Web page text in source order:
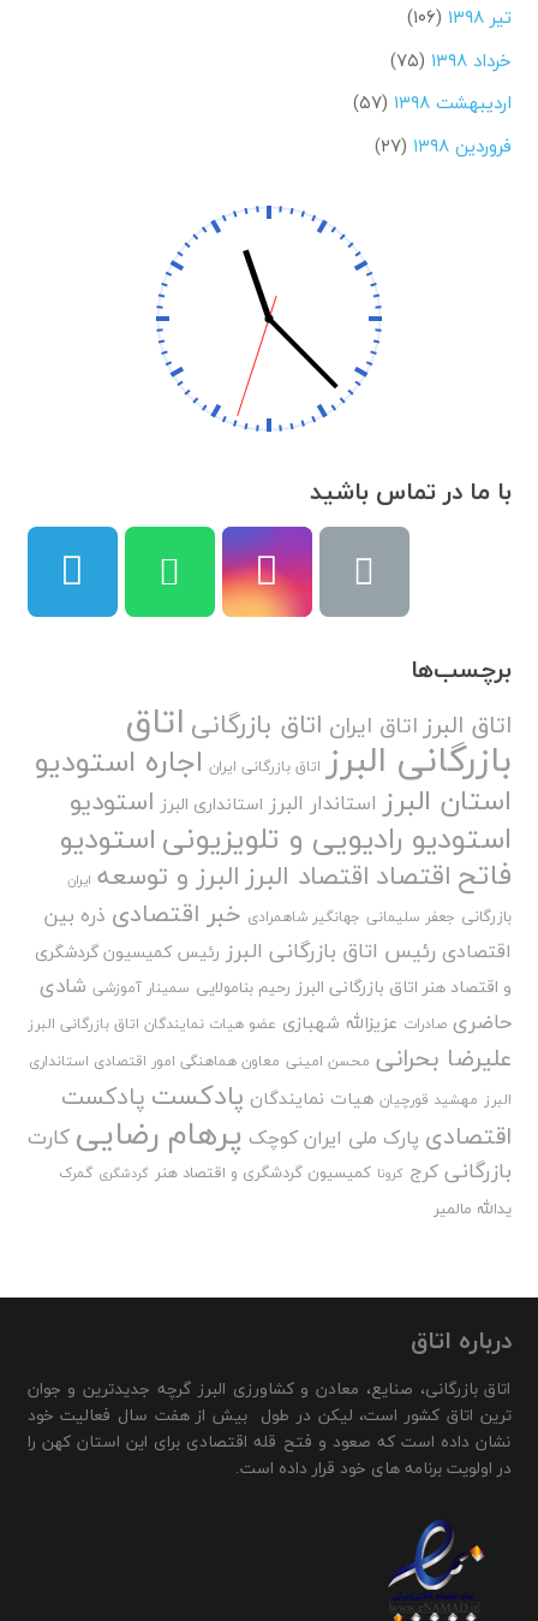
تیر ۱۳۹۸
(۱۰۶)
خرداد ۱۳۹۸
(۷۵)
اردیبهشت ۱۳۹۸
(۵۷)
فروردین ۱۳۹۸
(۲۷)
با ما در تماس باشید
برچسب‌ها
اتاق البرزاتاق ایران اتاق بازرگانی اتاق
بازرگانی البرز اتاق بازرگانی ایران اجاره استودیو
استان البرز استاندار البرز استانداری البرز استودیو
استودیو رادیویی و تلویزیونیاستودیو
فاتح اقتصاد اقتصاد البرزالبرز و توسعه ایران
بازرگانی جعفر سلیمانی جهانگیر شاهمرادی خبر اقتصادی ذره بین
اقتصادی رئیس اتاق بازرگانی البرز رئیس کمیسیون گردشگری
و اقتصاد هنر اتاق بازرگانی البرز رحیم بنامولایی سمینار آموزشی شادی
حاضری صادرات عزیزالله شهبازی عضو هیات نمایندگان اتاق بازرگانی البرز
علیرضا بحرانی محسن امینی معاون هماهنگی امور اقتصادی استانداری
البرز مهشید قورچیان هیات نمایندگان پادکست پادکست
اقتصادی پارک ملی ایران کوچک پرهام رضایی کارت
بازرگانی کرج کرونا کمیسیون گردشگری و اقتصاد هنر گردشگری گمرک
یدالله مالمیر
درباره اتاق
اتاق بازرگانی، صنایع، معادن و کشاورزی البرز گرچه جدیدترین و جوان
ترین اتاق کشور است، لیکن در طول بیش از هفت سال فعالیت خود
نشان داده است که صعود و فتح قله اقتصادی برای این استان کهن را
در اولویت برنامه های خود قرار داده است.